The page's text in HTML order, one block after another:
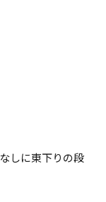
しに東下りの段